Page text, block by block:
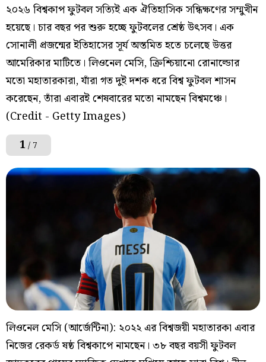
২০২৬ বিশ্বকাপ ফুটবল সত্যিই এক ঐতিহাসিক সন্ধিক্ষণের সম্মুখীন
হয়েছে। চার বছর পর শুরু হচ্ছে ফুটবলের শ্রেষ্ঠ উৎসব। এক
সোনালী প্রজন্মের ইতিহাসের সূর্য অস্তমিত হতে চলেছে উত্তর
আমেরিকার মাটিতে। লিওনেল মেসি, ক্রিশ্চিয়ানো রোনাল্ডোর
মতো মহাতারকারা, যাঁরা গত দুই দশক ধরে বিশ্ব ফুটবল শাসন
করেছেন, তাঁরা এবারই শেষবারের মতো নামছেন বিশ্বমঞ্চে।
(Credit - Getty Images)
1/ 7
লিওনেল মেসি (আর্জেন্টিনা): ২০২২ এর বিশ্বজয়ী মহাতারকা এবার
নিজের রেকর্ড ষষ্ঠ বিশ্বকাপে নামছেন। ৩৮ বছর বয়সী ফুটবল